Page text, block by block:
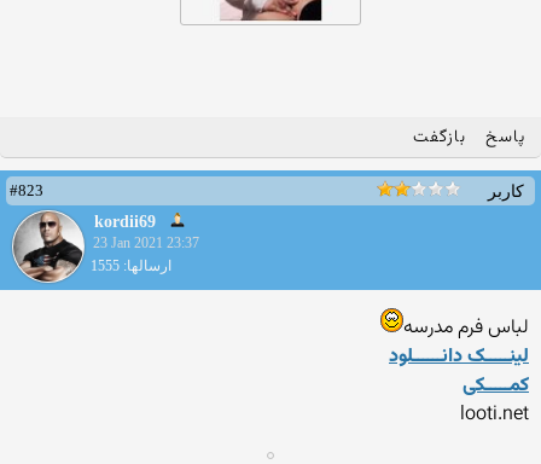
پاسخ بازگفت
کاربر
#823
kordii69
23 Jan 2021 23:37
ارسالها: 1555
لباس فرم مدرسه
لینـــــک دانــــــلود
کمـــــکی
looti.net